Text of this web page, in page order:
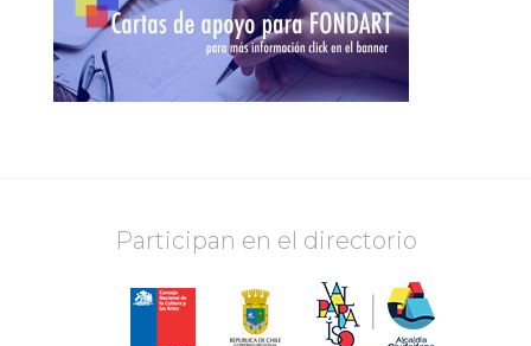
Participan en el directorio